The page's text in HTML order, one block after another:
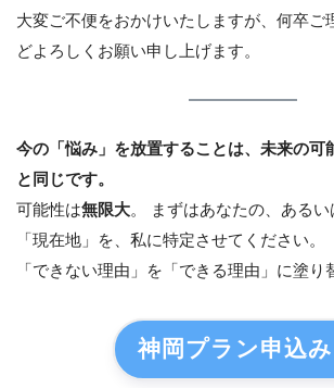
大変ご不便をおかけいたしますが、何卒ご
どよろしくお願い申し上げます。
今の「悩み」を放置することは、未来の可
と同じです。
可能性は無限大。 まずはあなたの、ある
「現在地」を、私に特定させてください。
「できない理由」を「できる理由」に塗り
神岡プラン申込み